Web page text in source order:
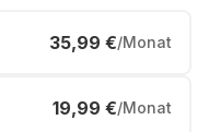
35,99 €/Monat
19,99 €/Monat